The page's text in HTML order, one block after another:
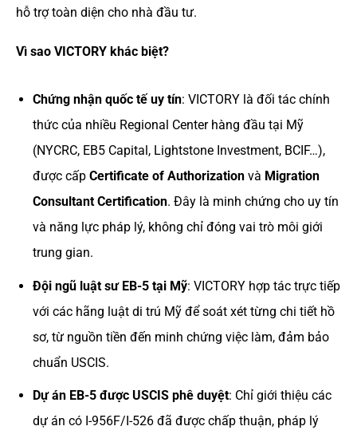
hỗ trợ toàn diện cho nhà đầu tư.
Vì sao VICTORY khác biệt?
Chứng nhận quốc tế uy tín: VICTORY là đối tác chính
thức của nhiều Regional Center hàng đầu tại Mỹ
(NYCRC, EB5 Capital, Lightstone Investment, BCIF…),
được cấp Certificate of Authorizationvà Migration
Consultant Certification. Đây là minh chứng cho uy tín
và năng lực pháp lý, không chỉ đóng vai trò môi giới
trung gian.
Đội ngũ luật sư EB-5 tại Mỹ: VICTORY hợp tác trực tiếp
với các hãng luật di trú Mỹ để soát xét từng chi tiết hồ
sơ, từ nguồn tiền đến minh chứng việc làm, đảm bảo
chuẩn USCIS.
Dự án EB-5 được USCIS phê duyệt: Chỉ giới thiệu các
dự án có I-956F/I-526 đã được chấp thuận, pháp lý